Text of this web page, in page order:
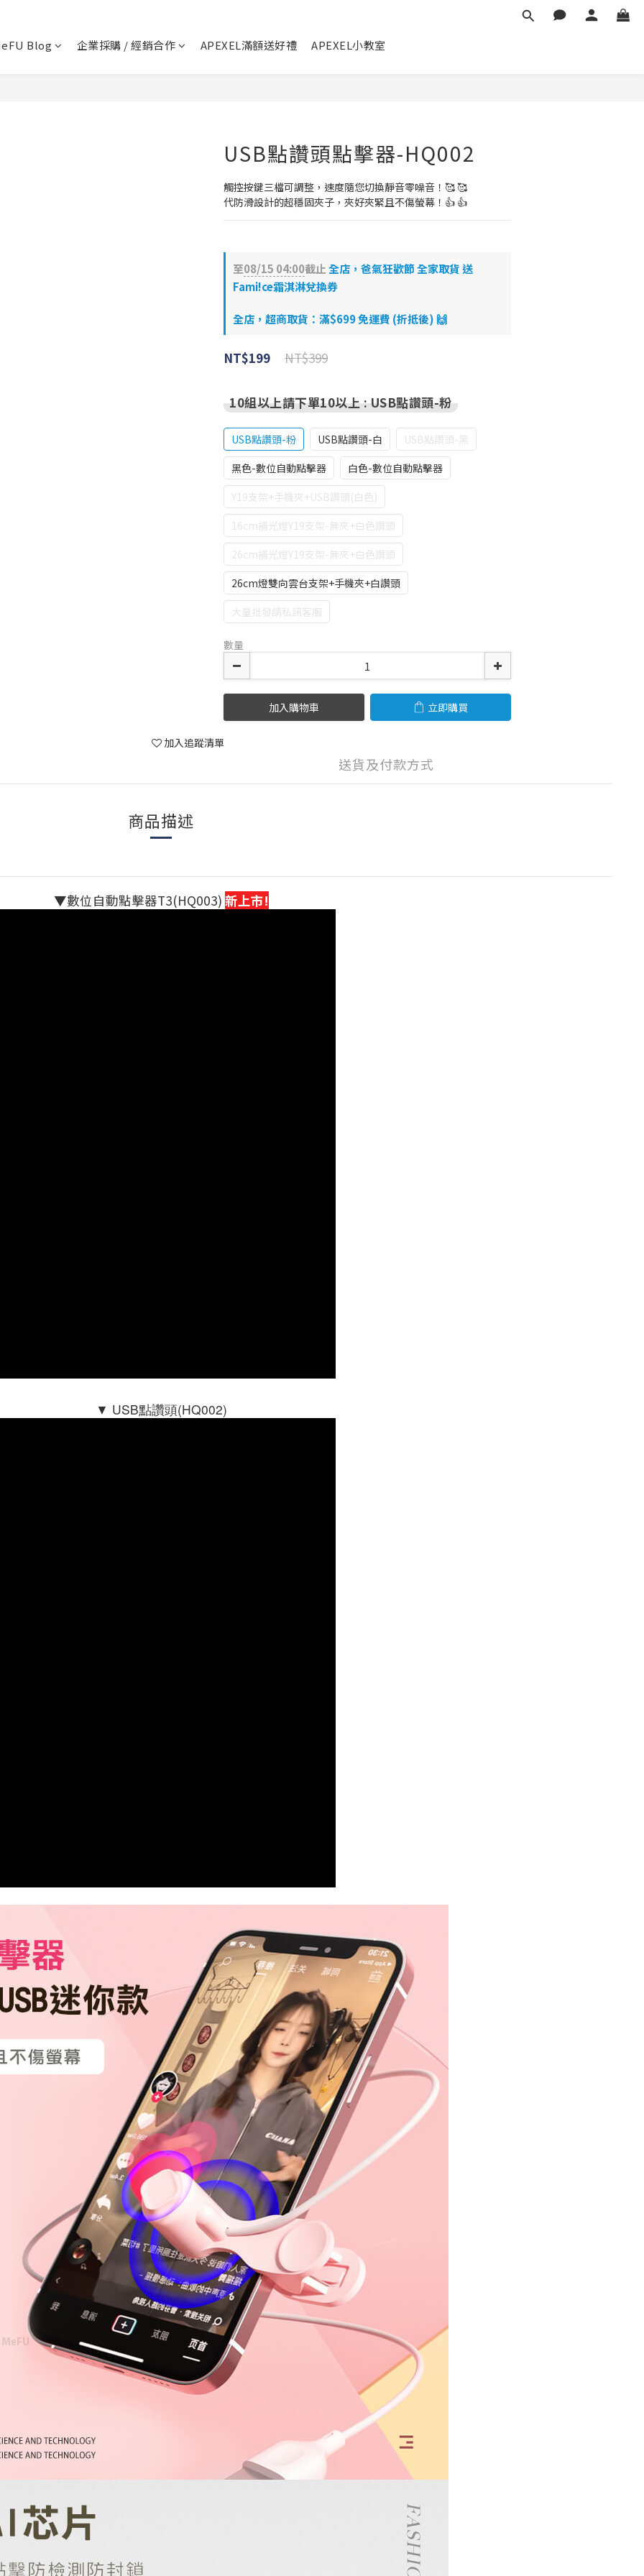
Blog 企業採購 / 經銷合作 APEXEL滿額送好禮 APEXEL小教室
USB點讚頭點擊器-HQ002
觸控按鍵三檔可調整，速度隨您切換靜音零噪音！🥰 🥰
代防滑設計的超穩固夾子，夾好夾緊且不傷螢幕！👍 👍
至08/15 04:00截止全店，爸氣狂歡節 全家取貨 送
Fami!ce霜淇淋兌換券
全店，超商取貨：滿$699 免運費 (折抵後) 🙌
NT$399
NT$199
10組以上請下單10以上: USB點讚頭-粉
USB點讚頭-粉 USB點讚頭-白
USB點讚頭-黑
黑色-數位自動點擊器
白色-數位自動點擊器
Y19支架+手機夾+USB讚頭(白色)
16cm補光燈Y19支架-無夾+白色讚頭
26cm補光燈Y19支架-無夾+白色讚頭
26cm燈雙向雲台支架+手機夾+白讚頭
大量批發請私訊客服
數量
加入購物車 立即購買
加入追蹤清單
送貨及付款方式
商品描述
▼數位自動點擊器T3(HQ003) 新上市!
▼ USB點讚頭(HQ002)
🛡️ APEXEL/MEFU品牌保固一年!
立即逛逛